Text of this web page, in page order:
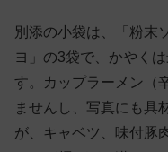
別添の小袋は、「粉末
ヨ」の3袋で、かやく
す。カップラーメン（
ませんし、写真にも具
が、キャベツ、味付豚